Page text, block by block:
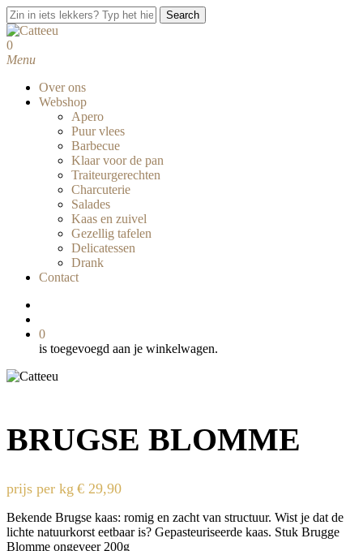
Skip
to
main
content
Search
Close
Search
search
0
Menu
Over ons
Webshop
Apero
Puur vlees
Barbecue
Klaar voor de pan
Traiteurgerechten
Charcuterie
Salades
Kaas en zuivel
Gezellig tafelen
Delicatessen
Drank
Contact
0
is toegevoegd aan je winkelwagen.
BRUGSE BLOMME
prijs per kg € 29,90
Bekende Brugse kaas: romig en zacht van structuur. Wist je dat de
lichte natuurkorst eetbaar is? Gepasteuriseerde kaas. Stuk Brugge
Blomme ongeveer 200g